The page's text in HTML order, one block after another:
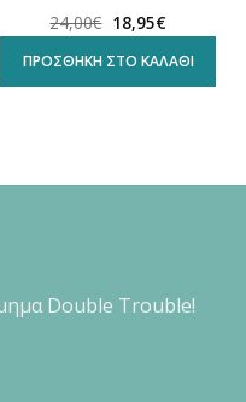
24,00€ Original
price
was:
24,00€.
18,95€Η
τρέχουσα
τιμή
είναι:
18,95€.
ΠΡΟΣΘΉΚΗ ΣΤΟ ΚΑΛΆΘΙ
Double Trouble!